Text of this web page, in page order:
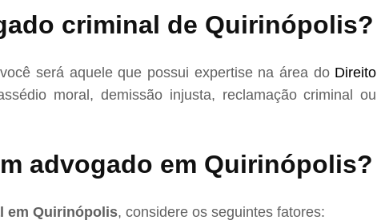
criminal de Quirinópolis?
será aquele que possui expertise na área do Direito
moral, demissão injusta, reclamação criminal ou
advogado em Quirinópolis?
em Quirinópolis, considere os seguintes fatores: